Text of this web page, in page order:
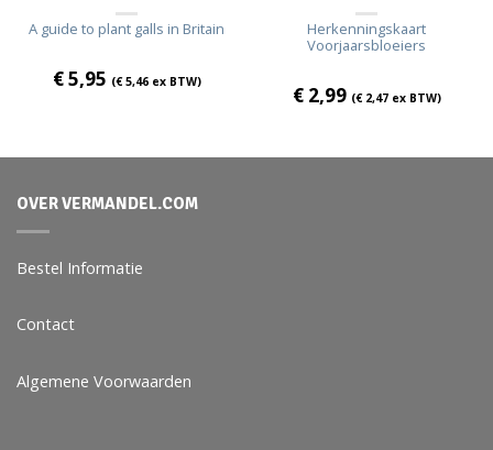
A guide to plant galls in Britain
€5,95 (€5,46ex BTW)
Herkenningskaart
Voorjaarsbloeiers
€2,99 (€2,47ex BTW)
OVER VERMANDEL.COM
Bestel Informatie
Contact
Algemene Voorwaarden